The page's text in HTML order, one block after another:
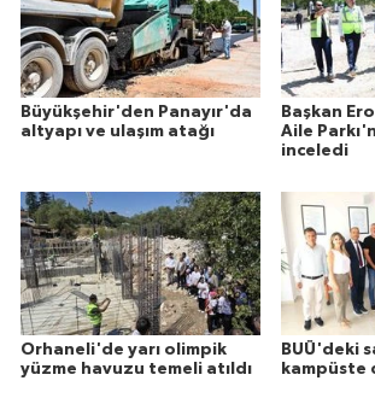
Büyükşehir'den Panayır'da
altyapı ve ulaşım atağı
Başkan
Aile
inceledi
Orhaneli'de yarı olimpik
yüzme havuzu temeli atıldı
BUÜ'deki
kampüste